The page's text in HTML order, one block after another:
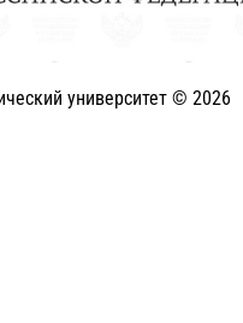
университет © 2026